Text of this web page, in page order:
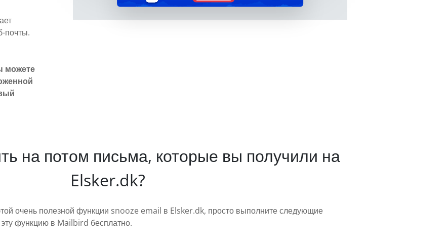
почты.
можете
на потом письма, которые вы получили на
Elsker.dk?
очень полезной функции snooze email в Elsker.dk, просто выполните следующие
функцию в Mailbird бесплатно.